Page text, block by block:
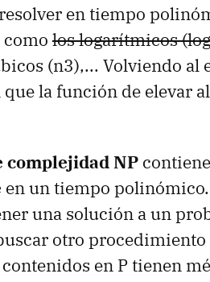
en tiempo
los logarítmicos
(n3),... Volviendo
la función de elevar
complejidad NP
en un tiempo
una solución a un
otro
en P tienen